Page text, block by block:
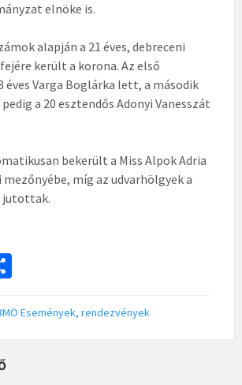
elnöke is.
alapján a 21 éves, debreceni
került a korona. Az első
éves Varga Boglárka lett, a második
a 20 esztendős Adonyi Vanesszát
bekerült a Miss Alpok Adria
míg az udvarhölgyek a
jutottak.
ar
e
Események, rendezvények